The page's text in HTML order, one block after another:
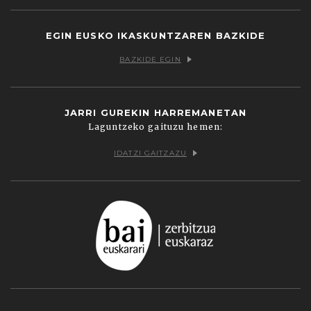
EGIN EUSKO IKASKUNTZAREN BAZKIDE
BAZKIDE EGIN
JARRI GUREKIN HARREMANETAN
Laguntzeko gaituzu hemen:
IDATZI GAITZAZU